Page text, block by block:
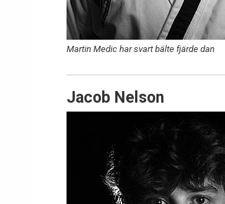
Martin Medic har svart bälte fjärde dan
Jacob Nelson